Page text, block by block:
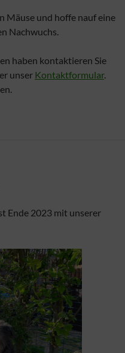
Mäuse und hoffe nauf eine
Nachwuchs.
haben kontaktieren Sie
unser Kontaktformular.
Ende 2023 mit unserer